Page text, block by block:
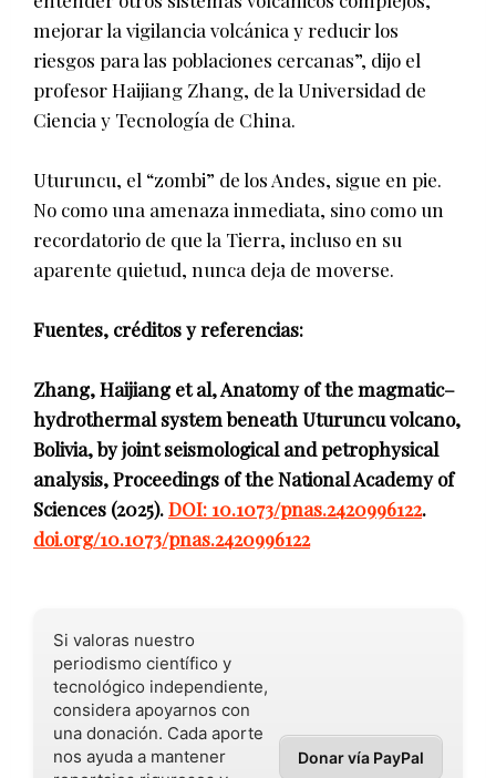
mejorar la vigilancia volcánica y reducir los
riesgos para las poblaciones cercanas”, dijo el
profesor Haijiang Zhang, de la Universidad de
Ciencia y Tecnología de China.
Uturuncu, el “zombi” de los Andes, sigue en pie.
No como una amenaza inmediata, sino como un
recordatorio de que la Tierra, incluso en su
aparente quietud, nunca deja de moverse.
Fuentes, créditos y referencias:
Zhang, Haijiang et al, Anatomy of the magmatic–
hydrothermal system beneath Uturuncu volcano,
Bolivia, by joint seismological and petrophysical
analysis, Proceedings of the National Academy of
Sciences (2025).DOI: 10.1073/pnas.2420996122.
doi.org/10.1073/pnas.2420996122
Si valoras nuestro
periodismo científico y
tecnológico independiente,
considera apoyarnos con
una donación. Cada aporte
nos ayuda a mantener
Donar vía PayPal